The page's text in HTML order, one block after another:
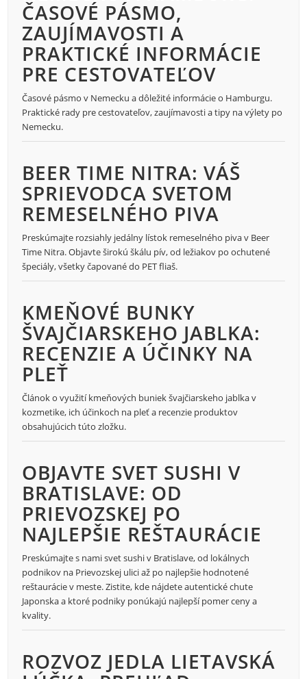
ČASOVÉ PÁSMO,
ZAUJÍMAVOSTI A
PRAKTICKÉ INFORMÁCIE
PRE CESTOVATEĽOV
Časové pásmo v Nemecku a dôležité informácie o Hamburgu.
Praktické rady pre cestovateľov, zaujímavosti a tipy na výlety po
Nemecku.
BEER TIME NITRA: VÁŠ
SPRIEVODCA SVETOM
REMESELNÉHO PIVA
Preskúmajte rozsiahly jedálny lístok remeselného piva v Beer
Time Nitra. Objavte širokú škálu pív, od ležiakov po ochutené
špeciály, všetky čapované do PET fliaš.
KMEŇOVÉ BUNKY
ŠVAJČIARSKEHO JABLKA:
RECENZIE A ÚČINKY NA
PLEŤ
Článok o využití kmeňových buniek švajčiarskeho jablka v
kozmetike, ich účinkoch na pleť a recenzie produktov
obsahujúcich túto zložku.
OBJAVTE SVET SUSHI V
BRATISLAVE: OD
PRIEVOZSKEJ PO
NAJLEPŠIE REŠTAURÁCIE
Preskúmajte s nami svet sushi v Bratislave, od lokálnych
podnikov na Prievozskej ulici až po najlepšie hodnotené
reštaurácie v meste. Zistite, kde nájdete autentické chute
Japonska a ktoré podniky ponúkajú najlepší pomer ceny a
kvality.
ROZVOZ JEDLA LIETAVSKÁ